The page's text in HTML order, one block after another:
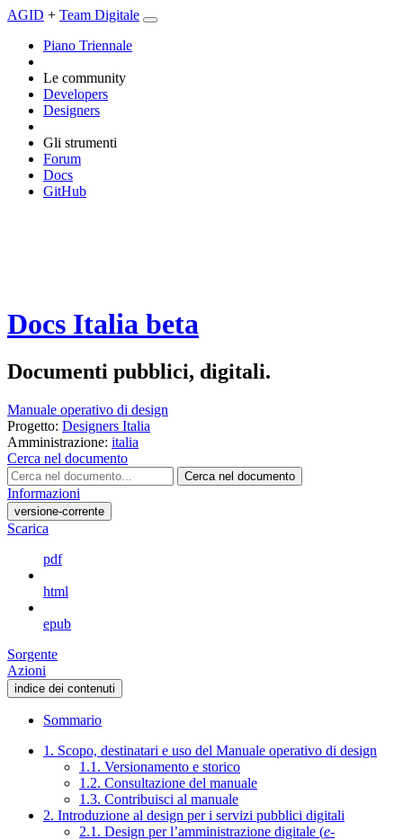
AGID + Team Digitale
Piano Triennale
Le community
Developers
Designers
Gli strumenti
Forum
Docs
GitHub
Docs Italia beta
Documenti pubblici, digitali.
Manuale operativo di design
Progetto: Designers Italia
Amministrazione: italia
Cerca nel documento
Cerca nel documento
Informazioni
versione-corrente
Scarica
pdf
html
epub
Sorgente
Azioni
indice dei contenuti
Sommario
1. Scopo, destinatari e uso del Manuale operativo di design
1.1. Versionamento e storico
1.2. Consultazione del manuale
1.3. Contribuisci al manuale
2. Introduzione al design per i servizi pubblici digitali
2.1. Design per l’amministrazione digitale (e-